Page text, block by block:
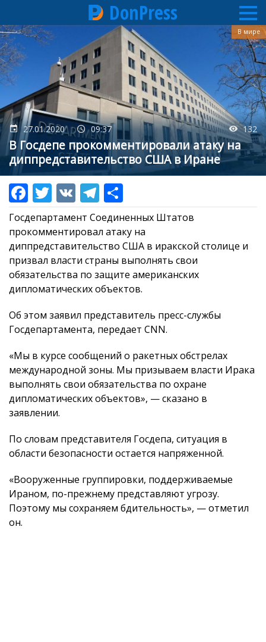
Перейти
к
основному
содержанию
DonPress
27.01.2020 09:37 132
В Госдепе прокомментировали атаку на
диппредставительство США в Иране
В мире
Госдепартамент Соединенных Штатов
прокомментировал атаку на
диппредставительство США в иракской столице и
призвал власти страны выполнять свои
обязательства по защите американских
дипломатических объектов.
Об этом заявил представитель пресс-службы
Госдепартамента, передает CNN.
«Мы в курсе сообщений о ракетных обстрелах
международной зоны. Мы призываем власти Ирака
выполнять свои обязательства по охране
дипломатических объектов», — сказано в
заявлении.
По словам представителя Госдепа, ситуация в
области безопасности остается напряженной.
«Вооруженные группировки, поддерживаемые
Ираном, по-прежнему представляют угрозу.
Поэтому мы сохраняем бдительность», — отметил
он.